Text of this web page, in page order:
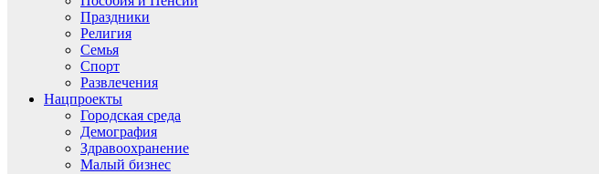
Праздники
Религия
Семья
Спорт
Развлечения
Нацпроекты
Городская среда
Демография
Здравоохранение
Малый бизнес